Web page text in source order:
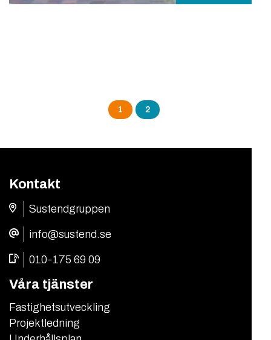
Sidnumrering
1 2
Kontakt
Sustendgruppen
info@sustend.se
010-175 69 09
Våra tjänster
Fastighetsutveckling
Projektledning